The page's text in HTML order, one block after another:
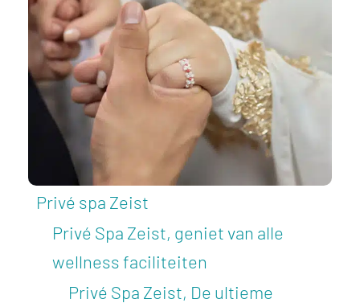
Privé spa Zeist
Privé Spa Zeist, geniet van alle
wellness faciliteiten
Privé Spa Zeist, De ultieme